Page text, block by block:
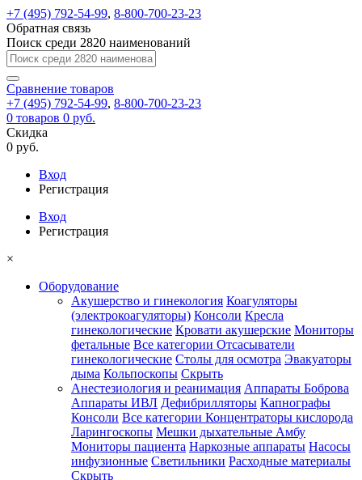
+7 (495) 792-54-99, 8-800-700-23-23
Обратная связь
Поиск среди 2820 наименований
Сравнение товаров
+7 (495) 792-54-99, 8-800-700-23-23
0 товаров 0 руб.
Скидка
0 руб.
Вход
Регистрация
Вход
Регистрация
×
Оборудование
Акушерство и гинекология Коагуляторы
(электрокоагуляторы) Консоли Кресла
гинекологические Кровати акушерские Мониторы
фетальные Все категории Отсасыватели
гинекологические Столы для осмотра Эвакуаторы
дыма Кольпоскопы Скрыть
Анестезиология и реанимация Аппараты Боброва
Аппараты ИВЛ Дефибрилляторы Капнографы
Консоли Все категории Концентраторы кислорода
Ларингоскопы Мешки дыхательные Амбу
Мониторы пациента Наркозные аппараты Насосы
инфузионные Светильники Расходные материалы
Скрыть